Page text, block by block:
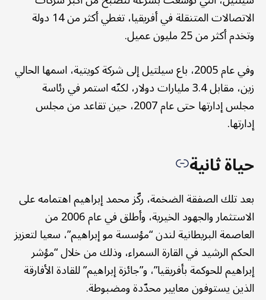
الاتصالات المتنقلة في أفريقيا، تغطي أكثر من 14 دولة
وتخدم أكثر من 25 مليون عميل.
وفي عام 2005، باع سيلتيل إلى شركة كويتية، اسمها الحالي
زين، مقابل 3.4 مليارات دولار، لكنّه استمر في رئاسة
مجلس إدارتها حتى عام 2007، حين تقاعد من مجلس
إدارتها.
حياة ثانية
بعد تلك الصفقة الضخمة، ركّز محمد إبراهيم اهتمامه على
الاستثمار والجهود الخيرية، وأطلق في عام 2006 من
العاصمة البريطانية لندن “مؤسسة مو إبراهيم”، سعيا لتعزيز
الحكم الرشيد في القارة السمراء، وذلك من خلال “مؤشر
إبراهيم للحوكمة بأفريقيا”، و”جائزة إبراهيم” للقادة الأفارقة
الذين يستوفون معايير محدّدة ومضبوطة.